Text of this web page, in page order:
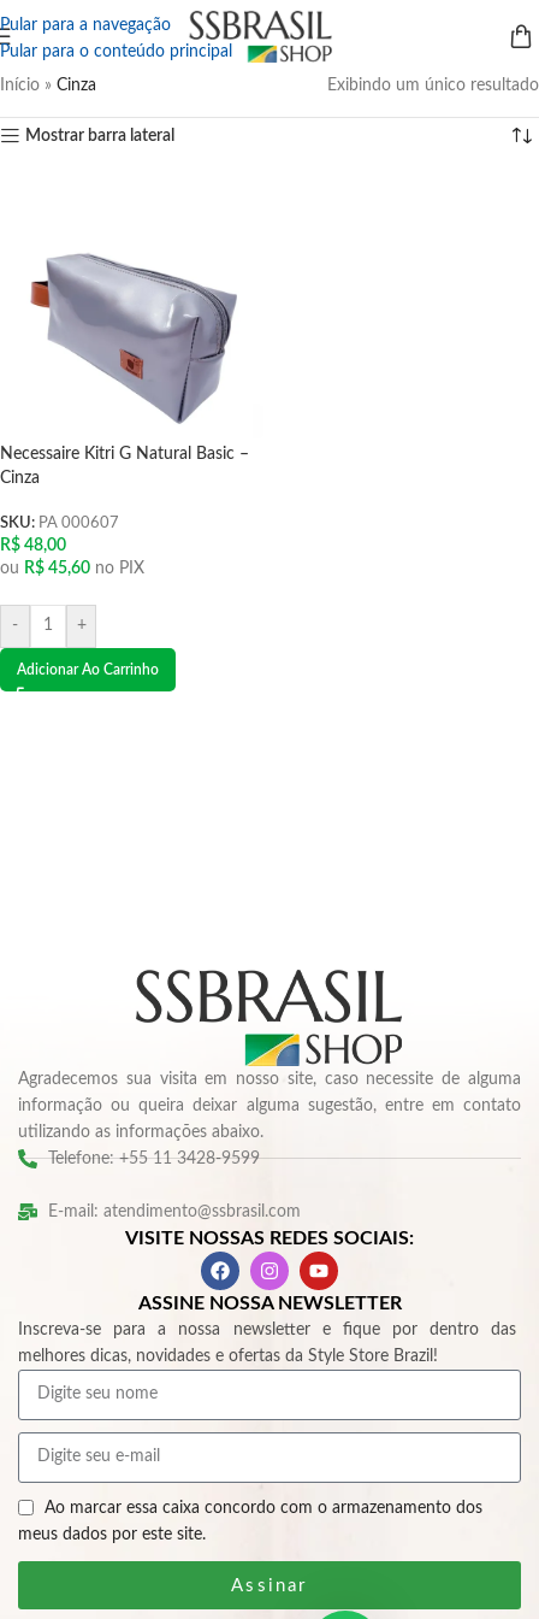
Pular para a navegação
Pular para o conteúdo principal
Início » Cinza Exibindo um único resultado
Mostrar barra lateral
Necessaire Kitri G Natural Basic –
Cinza
SKU: PA 000607
R$ 48,00
ou R$ 45,60 no PIX
- +
Adicionar Ao Carrinho
Agradecemos sua visita em nosso site, caso necessite de alguma
informação ou queira deixar alguma sugestão, entre em contato
utilizando as informações abaixo.
Telefone: +55 11 3428-9599
E-mail: atendimento@ssbrasil.com
VISITE NOSSAS REDES SOCIAIS:
ASSINE NOSSA NEWSLETTER
Inscreva-se para a nossa newsletter e fique por dentro das
melhores dicas, novidades e ofertas da Style Store Brazil!
Ao marcar essa caixa concordo com o armazenamento dos
meus dados por este site.
Assinar